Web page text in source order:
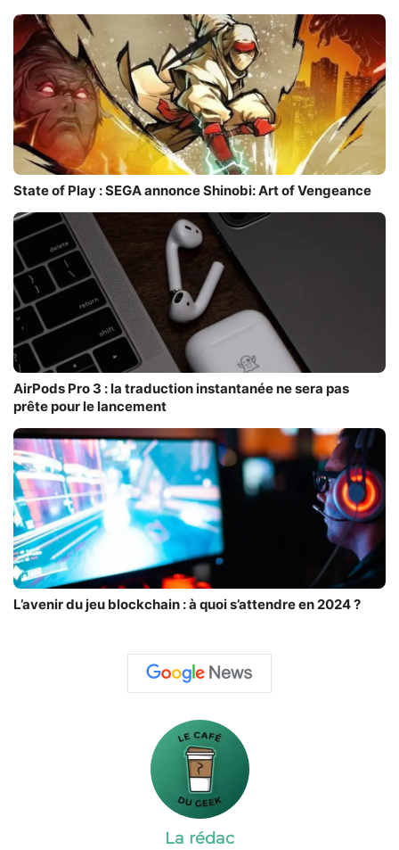
State of Play : SEGA annonce Shinobi: Art of Vengeance
AirPods Pro 3 : la traduction instantanée ne sera pas
prête pour le lancement
L’avenir du jeu blockchain : à quoi s’attendre en 2024 ?
La rédac